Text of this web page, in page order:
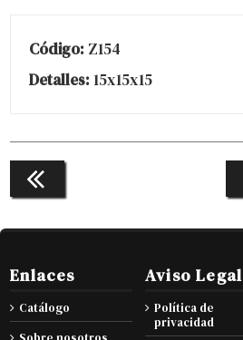
Código: Z154
Detalles: 15x15x15
Enlaces
Catálogo
Aviso Legal
Política de
privacidad